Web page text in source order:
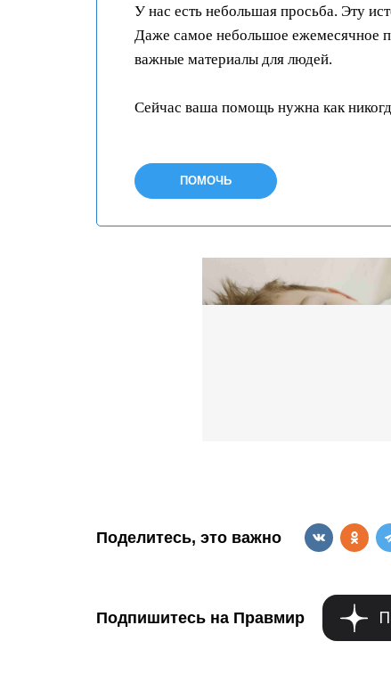
У нас есть небольшая просьба. Эту
Даже самое небольшое ежемесячное
важные материалы для людей.
Сейчас ваша помощь нужна как
ПОМОЧЬ
Поделитесь, это важно
Подпишитесь на Правмир